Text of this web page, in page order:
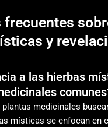
frecuentes
y
a las hierbas
medicinales
místicas se enfocan en